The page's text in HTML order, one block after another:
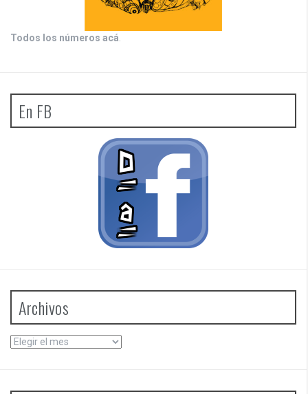
Todos los números acá
En FB
Archivos
Archivos